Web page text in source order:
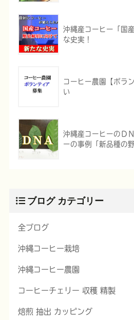
沖縄産コーヒー「国
な史実！
コーヒー農園【ボラ
い
沖縄産コーヒーのＤ
ーの事例「新品種の
ブログ カテゴリー
全ブログ
沖縄コーヒー栽培
沖縄コーヒー農園
コーヒーチェリー 収穫 精製
焙煎 抽出 カッピング